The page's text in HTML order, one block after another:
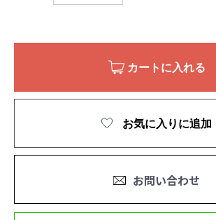
カートに入れる
お気に入りに追加
お問い合わせ